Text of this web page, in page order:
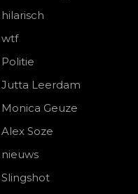
hilarisch
wtf
Politie
Jutta Leerdam
Monica Geuze
Alex Soze
nieuws
Slingshot